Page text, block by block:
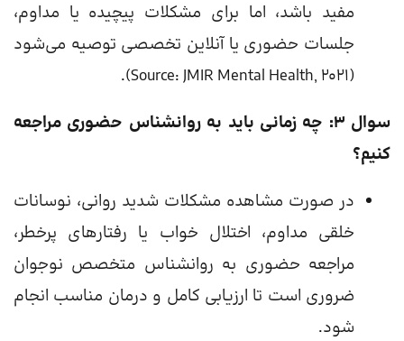
مفید باشد، اما برای مشکلات پیچیده یا مداوم،
جلسات حضوری یا آنلاین تخصصی توصیه می‌شود
(Source: JMIR Mental Health, 2021).
سوال ۳: چه زمانی باید به روانشناس حضوری مراجعه
کنیم؟
در صورت مشاهده مشکلات شدید روانی، نوسانات
خلقی مداوم، اختلال خواب یا رفتارهای پرخطر،
مراجعه حضوری به روانشناس متخصص نوجوان
ضروری است تا ارزیابی کامل و درمان مناسب انجام
شود.